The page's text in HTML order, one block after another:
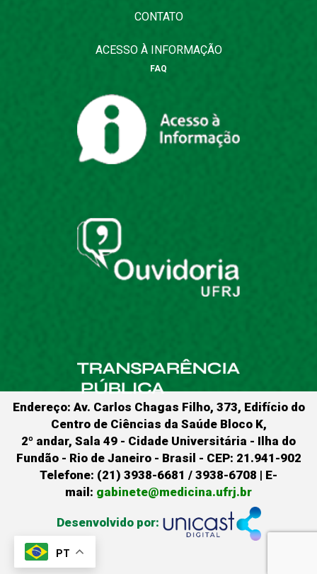
PT
CONTATO
ACESSO À INFORMAÇÃO
FAQ
Endereço: Av. Carlos Chagas Filho, 373, Edifício do
Centro de Ciências da Saúde Bloco K,
2º andar, Sala 49 - Cidade Universitária - Ilha do
Fundão - Rio de Janeiro - Brasil - CEP: 21.941-902
Telefone: (21) 3938-6681 / 3938-6708 | E-
mail: gabinete@medicina.ufrj.br
Desenvolvido por: